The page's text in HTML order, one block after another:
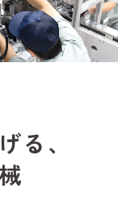
る、